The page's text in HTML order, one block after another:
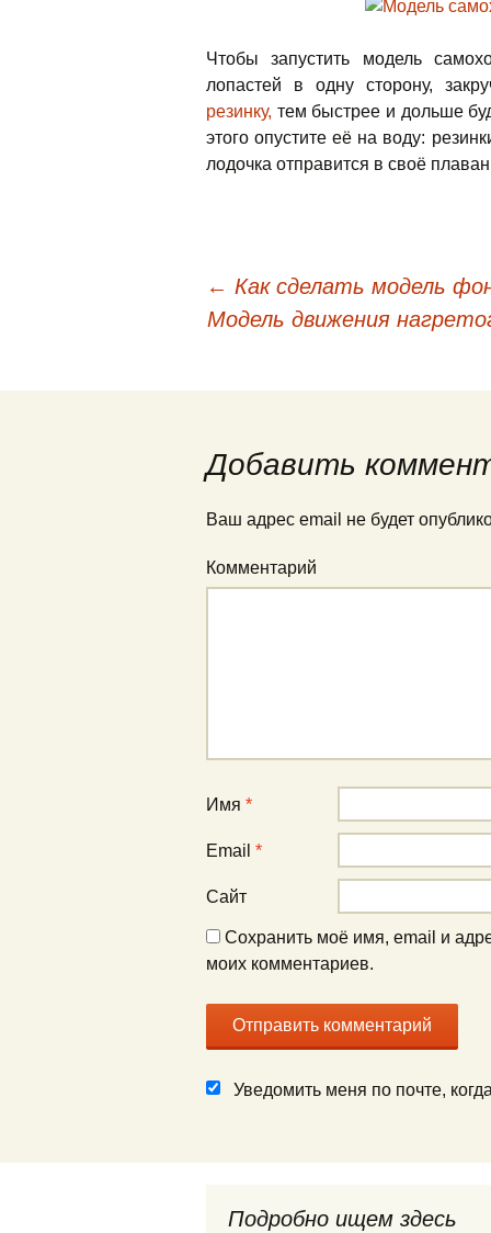
Чтобы запустить модель
лопастей в одну сторону,
резинку, тем быстрее и дольше
этого опустите её на воду:
лодочка отправится в своё
Навигация по
← Как сделать модель
Модель движения
Добавить
Ваш адрес email не будет
Комментарий
Имя *
Email *
Сайт
Сохранить моё имя, email и
моих комментариев.
Уведомить меня по почте,
Подробно ищем здесь